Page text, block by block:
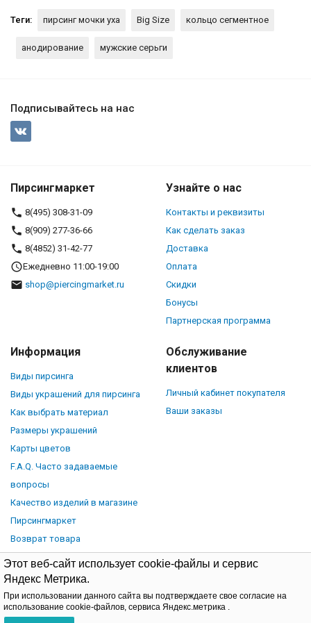
Этот веб-сайт использует cookie-файлы и сервис
Яндекс Метрика.
При использовании данного сайта вы подтверждаете свое согласие на
использование cookie-файлов, сервиса Яндекс.метрика .
Теги: пирсинг мочки уха Big Size кольцо сегментное
анодирование мужские серьги
Подписывайтесь на нас
Пирсингмаркет
8(495) 308-31-09
8(909) 277-36-66
8(4852) 31-42-77
Ежедневно 11:00-19:00
shop@piercingmarket.ru
Узнайте о нас
Контакты и реквизиты
Как сделать заказ
Доставка
Оплата
Скидки
Бонусы
Партнерская программа
Информация
Виды пирсинга
Виды украшений для пирсинга
Как выбрать материал
Размеры украшений
Карты цветов
F.A.Q. Часто задаваемые
вопросы
Качество изделий в магазине
Пирсингмаркет
Возврат товара
Обслуживание
клиентов
Личный кабинет покупателя
Ваши заказы
© Piercingmarket.ru, 2026.Политика обработки персональных